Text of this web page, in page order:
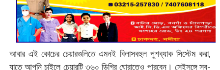
আবার এই কোচের চেয়ারগুলিতে এমনই বিলাসবহুল পুশব্যাক সিস্টেম করা,
যাতে আপনি চাইলে চেয়ারটি ৩৬০ ডিগ্রি ঘোরাতেও পারবেন। সেইসঙ্গে স্ব-